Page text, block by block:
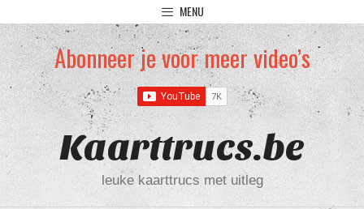
naar
de
inhoud
MENU
Abonneer je voor meer video’s
Kaarttrucs.be
leuke kaarttrucs met uitleg